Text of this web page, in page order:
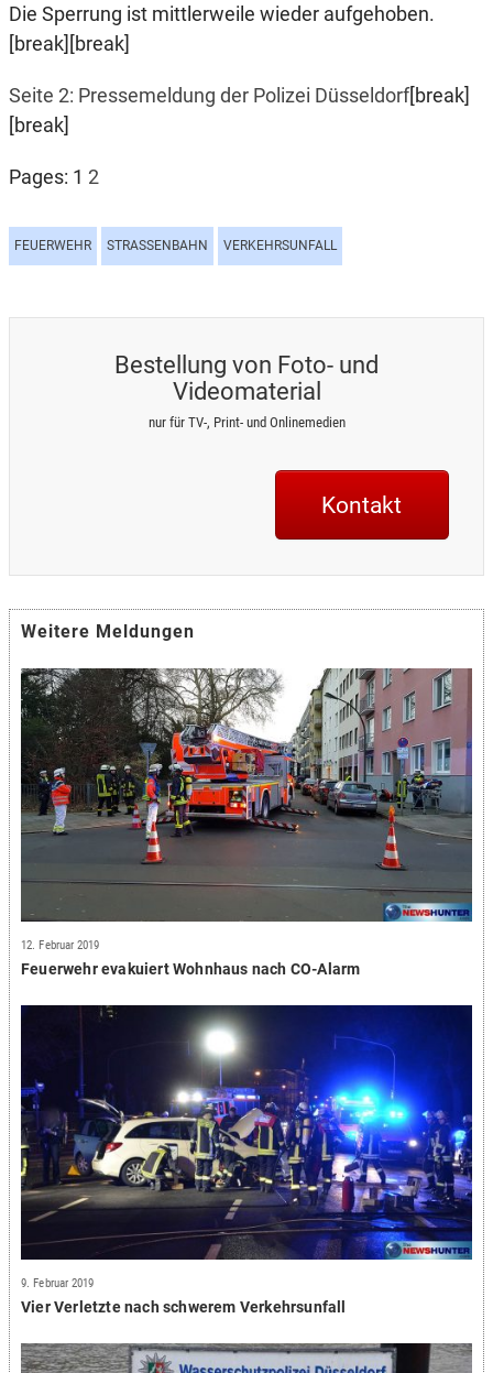
Die Sperrung ist mittlerweile wieder aufgehoben.
[break][break]
Seite 2: Pressemeldung der Polizei Düsseldorf[break]
[break]
Pages: 1 2
FEUERWEHR STRASSENBAHN VERKEHRSUNFALL
Bestellung von Foto- und
Videomaterial
nur für TV-, Print- und Onlinemedien
Kontakt
Weitere Meldungen
12. Februar 2019
Feuerwehr evakuiert Wohnhaus nach CO-Alarm
9. Februar 2019
Vier Verletzte nach schwerem Verkehrsunfall